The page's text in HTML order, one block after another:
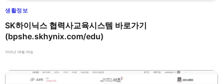
생활정보
SK하이닉스 협력사교육시스템 바로가기
(bpshe.skhynix.com/edu)
2026년 08월 06일